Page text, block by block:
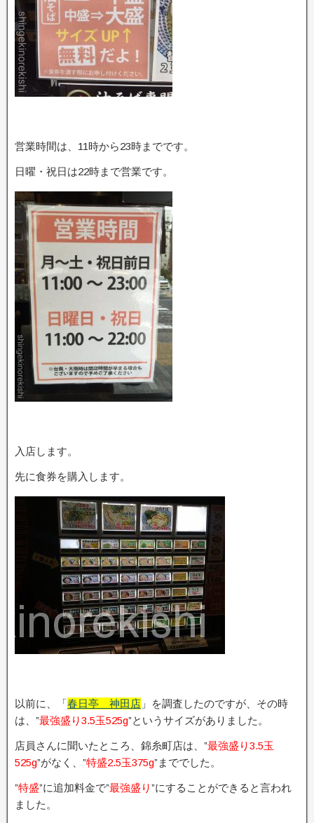
営業時間は、11時から23時までです。
日曜・祝日は22時まで営業です。
入店します。
先に食券を購入します。
以前に、「春日亭 神田店 」を調査したのですが、その時
は、”最強盛り3.5玉525g”というサイズがありました。
店員さんに聞いたところ、錦糸町店は、”最強盛り3.5玉
525g”がなく、”特盛2.5玉375g”まででした。
”特盛”に追加料金で”最強盛り”にすることができると言われ
ました。